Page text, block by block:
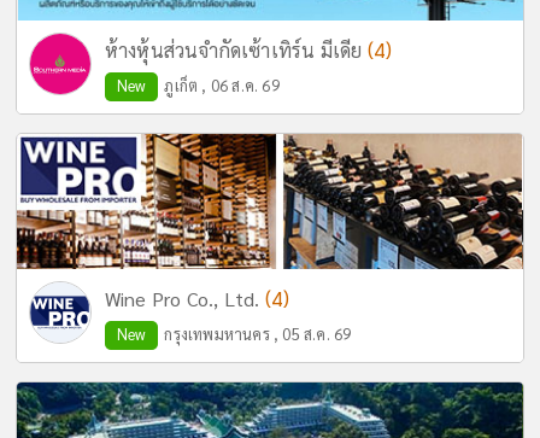
ห้างหุ้นส่วนจำกัดเซ้าเทิร์น มีเดีย (4)
New ภูเก็ต , 06 ส.ค. 69
Wine Pro Co., Ltd. (4)
New กรุงเทพมหานคร , 05 ส.ค. 69